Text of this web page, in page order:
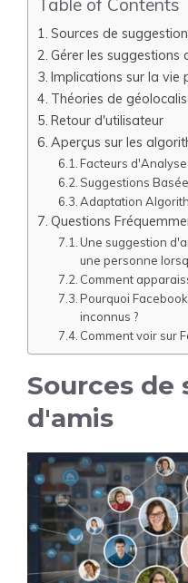
Table of Contents
Sources de
Gérer les suggestions
Implications sur la vie
Théories de
Retour d'utilisateur
Aperçus sur les
Facteurs
Suggestions
Adaptation
Questions
Une suggestion
une personne
Comment
Pourquoi
inconnus ?
Comment voir sur
Sources de
d'amis